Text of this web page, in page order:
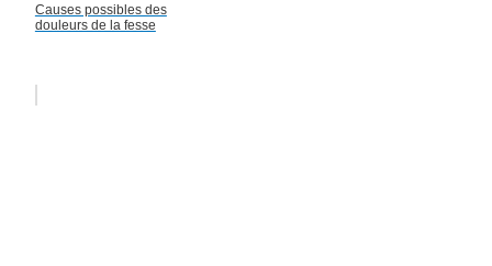
Causes possibles des
douleurs de la fesse